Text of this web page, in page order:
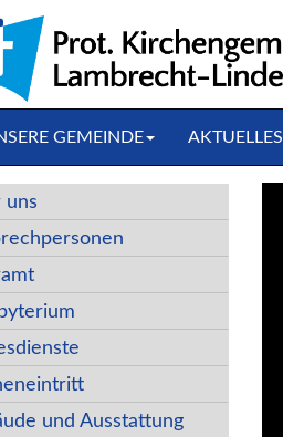
GEMEINDE AKTUELLES
uns
und Ausstattung